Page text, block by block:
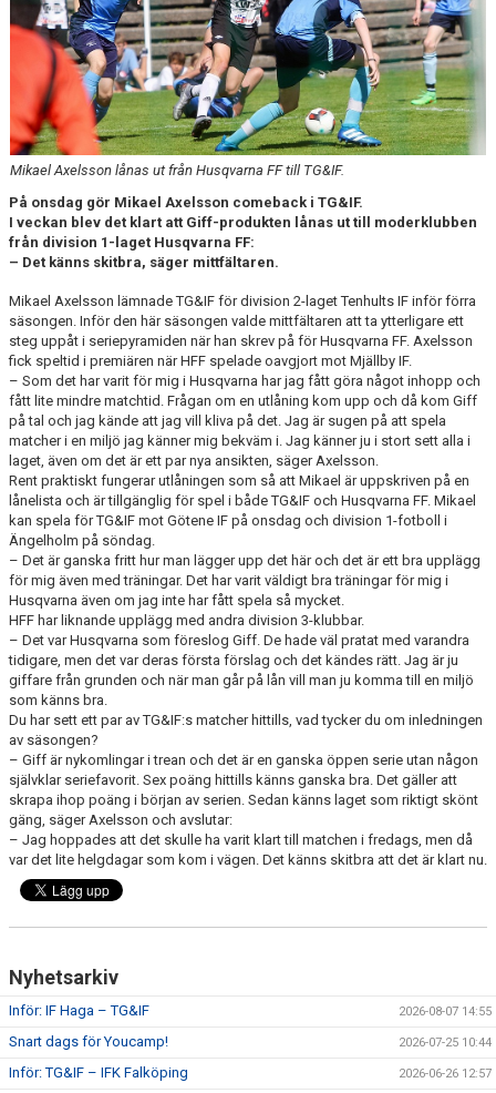
CUPER ARBETSBESKRIVNING
PLANSCHEMA
Mikael Axelsson lånas ut från Husqvarna FF till TG&IF.
På onsdag gör Mikael Axelsson comeback i TG&IF.
I veckan blev det klart att Giff-produkten lånas ut till moderklubben
från division 1-laget Husqvarna FF:
– Det känns skitbra, säger mittfältaren.
Mikael Axelsson lämnade TG&IF för division 2-laget Tenhults IF inför förra
säsongen. Inför den här säsongen valde mittfältaren att ta ytterligare ett
steg uppåt i seriepyramiden när han skrev på för Husqvarna FF. Axelsson
fick speltid i premiären när HFF spelade oavgjort mot Mjällby IF.
– Som det har varit för mig i Husqvarna har jag fått göra något inhopp och
fått lite mindre matchtid. Frågan om en utlåning kom upp och då kom Giff
på tal och jag kände att jag vill kliva på det. Jag är sugen på att spela
matcher i en miljö jag känner mig bekväm i. Jag känner ju i stort sett alla i
laget, även om det är ett par nya ansikten, säger Axelsson.
Rent praktiskt fungerar utlåningen som så att Mikael är uppskriven på en
lånelista och är tillgänglig för spel i både TG&IF och Husqvarna FF. Mikael
kan spela för TG&IF mot Götene IF på onsdag och division 1-fotboll i
Ängelholm på söndag.
– Det är ganska fritt hur man lägger upp det här och det är ett bra upplägg
för mig även med träningar. Det har varit väldigt bra träningar för mig i
Husqvarna även om jag inte har fått spela så mycket.
HFF har liknande upplägg med andra division 3-klubbar.
– Det var Husqvarna som föreslog Giff. De hade väl pratat med varandra
tidigare, men det var deras första förslag och det kändes rätt. Jag är ju
giffare från grunden och när man går på lån vill man ju komma till en miljö
som känns bra.
Du har sett ett par av TG&IF:s matcher hittills, vad tycker du om inledningen
av säsongen?
– Giff är nykomlingar i trean och det är en ganska öppen serie utan någon
självklar seriefavorit. Sex poäng hittills känns ganska bra. Det gäller att
skrapa ihop poäng i början av serien. Sedan känns laget som riktigt skönt
gäng, säger Axelsson och avslutar:
– Jag hoppades att det skulle ha varit klart till matchen i fredags, men då
var det lite helgdagar som kom i vägen. Det känns skitbra att det är klart nu.
Nyhetsarkiv
Inför: IF Haga – TG&IF 2026-08-07 14:55
Snart dags för Youcamp! 2026-07-25 10:44
Inför: TG&IF – IFK Falköping 2026-06-26 12:57